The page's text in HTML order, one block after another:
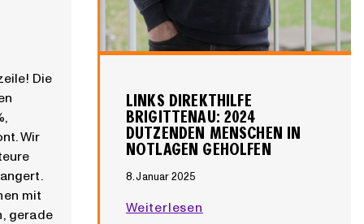
Die
Wir
mit
gerade
u
g
e
n
g
c
LINKS DIREKTHILFE
BRIGITTENAU: 2024
DUTZENDEN MENSCHEN IN
NOTLAGEN GEHOLFEN
8. Januar 2025
Weiterlesen